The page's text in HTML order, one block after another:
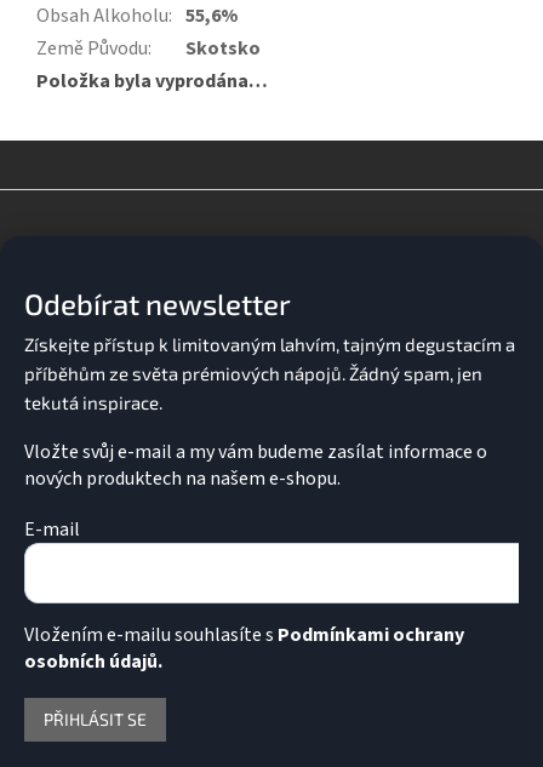
Obsah Alkoholu: 55,6%
Země Původu:
Skotsko
Položka byla vyprodána…
Odebírat newsletter
Vložte svůj e-mail a my vám budeme zasílat informace o
nových produktech na našem e-shopu.
E-mail
Vložením e-mailu souhlasíte s Podmínkami ochrany
osobních údajů.
PŘIHLÁSIT SE